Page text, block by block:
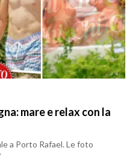
mare e relax con la
a Porto Rafael. Le foto